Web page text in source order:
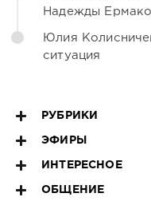
Надежды
Юлия
ситуация
РУБРИКИ
ЭФИРЫ
ИНТЕРЕСНОЕ
ОБЩЕНИЕ